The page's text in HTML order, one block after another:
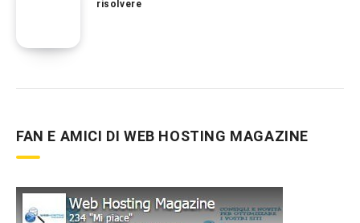
risolvere
FAN E AMICI DI WEB HOSTING MAGAZINE